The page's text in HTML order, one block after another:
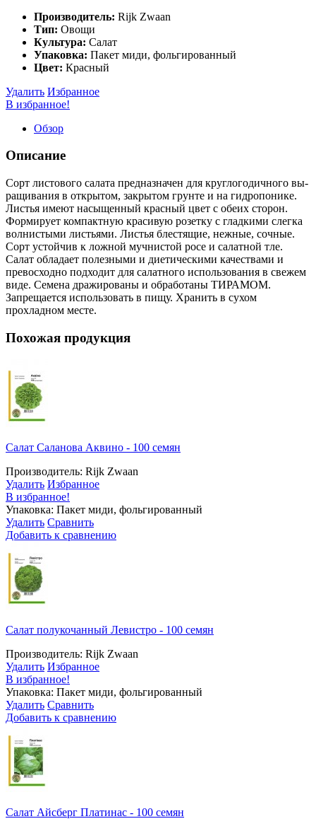
Производитель: Rijk Zwaan
Тип: Овощи
Культура: Салат
Упаковка: Пакет миди, фольгированный
Цвет: Красный
Удалить Избранное
В избранное!
Обзор
Описание
Сорт листового салата предназначен для круглогодичного вы­
ращивания в открытом, закрытом грунте и на гидропонике.
Листья имеют насыщенный красный цвет с обеих сторон.
Формирует ком­пактную красивую розетку с гладкими слегка
волнистыми листья­ми. Листья блестящие, нежные, сочные.
Сорт устойчив к ложной мучнистой росе и салатной тле.
Салат обладает полезными и ди­етическими качествами и
превосходно подходит для салатного ис­пользования в свежем
виде. Семена дражированы и обработаны ТИРАМОМ.
Запрещается использовать в пищу. Хранить в сухом
прохладном месте.
Похожая продукция
Салат Саланова Аквино - 100 семян
Производитель: Rijk Zwaan
Удалить Избранное
В избранное!
Упаковка: Пакет миди, фольгированный
Удалить Сравнить
Добавить к сравнению
Салат полукочанный Левистро - 100 семян
Производитель: Rijk Zwaan
Удалить Избранное
В избранное!
Упаковка: Пакет миди, фольгированный
Удалить Сравнить
Добавить к сравнению
Салат Айсберг Платинас - 100 семян